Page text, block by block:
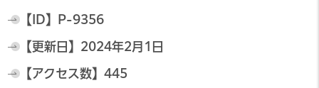
【ID】 P-9356
【更新日】 2024年2月1日
【アクセス数】 445